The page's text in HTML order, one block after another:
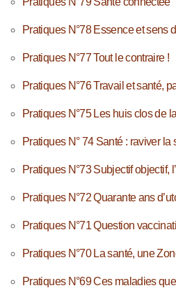
Pratiques N°78 Essence et sens
Pratiques N°77 Tout le contraire !
Pratiques N°76 Travail et santé,
Pratiques N°75 Les huis clos de
Pratiques N° 74 Santé : raviver la
Pratiques N°73 Subjectif objectif,
Pratiques N°72 Quarante ans
Pratiques N°71 Question
Pratiques N°70 La santé, une
Pratiques N°69 Ces maladies